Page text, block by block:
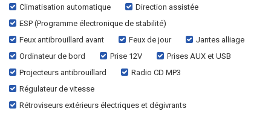
Climatisation automatique
Direction assistée
ESP (Programme électronique de stabilité)
Feux antibrouillard avant
Feux de jour
Jantes alliage
Ordinateur de bord
Prise 12V
Prises AUX et USB
Projecteurs antibrouillard
Radio CD MP3
Régulateur de vitesse
Rétroviseurs extérieurs électriques et dégivrants